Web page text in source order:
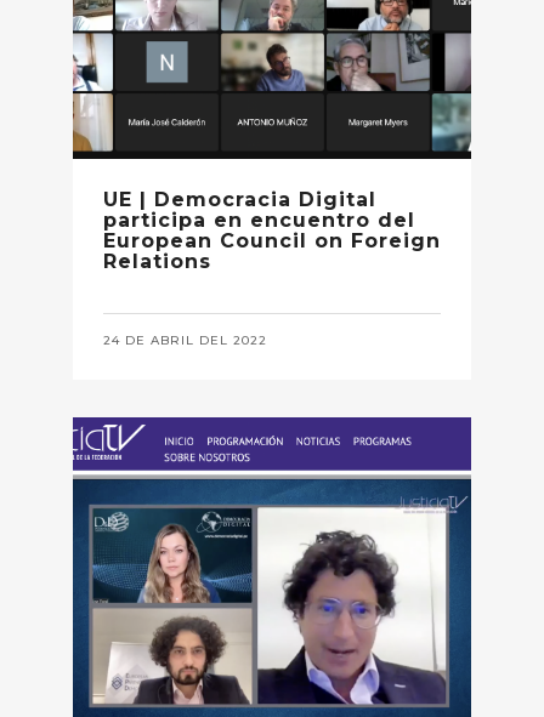
UE | Democracia Digital
participa en encuentro del
European Council on Foreign
Relations
24 DE ABRIL DEL 2022